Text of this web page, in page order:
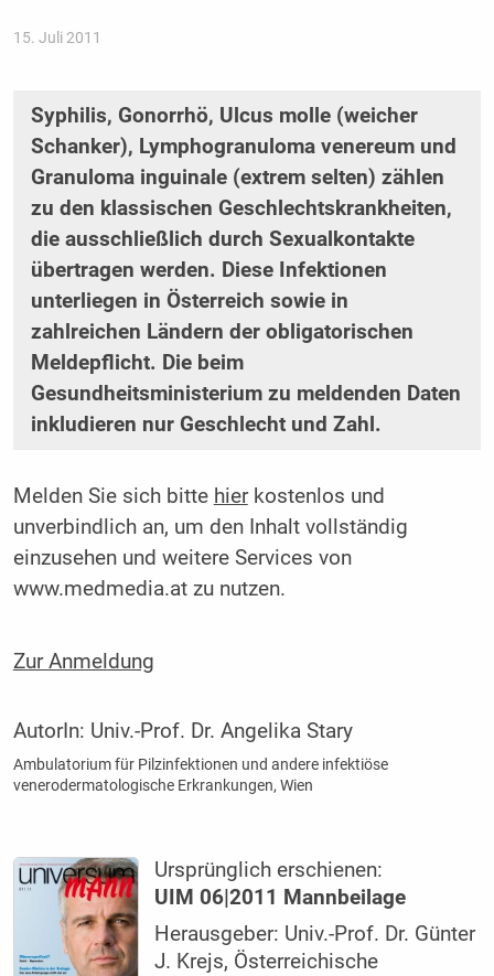
15. Juli 2011
Syphilis, Gonorrhö, Ulcus molle (weicher
Schanker), Lymphogranuloma venereum und
Granuloma inguinale (extrem selten) zählen
zu den klassischen Geschlechtskrankheiten,
die ausschließlich durch Sexualkontakte
übertragen werden. Diese Infektionen
unterliegen in Österreich sowie in
zahlreichen Ländern der obligatorischen
Meldepflicht. Die beim
Gesundheitsministerium zu meldenden Daten
inkludieren nur Geschlecht und Zahl.
Melden Sie sich bitte hierkostenlos und
unverbindlich an, um den Inhalt vollständig
einzusehen und weitere Services von
www.medmedia.at zu nutzen.
Zur Anmeldung
AutorIn: Univ.-Prof. Dr. Angelika Stary
Ambulatorium für Pilzinfektionen und andere infektiöse
venerodermatologische Erkrankungen, Wien
Ursprünglich erschienen:
UIM 06|2011 Mannbeilage
Herausgeber: Univ.-Prof. Dr. Günter
J. Krejs, Österreichische